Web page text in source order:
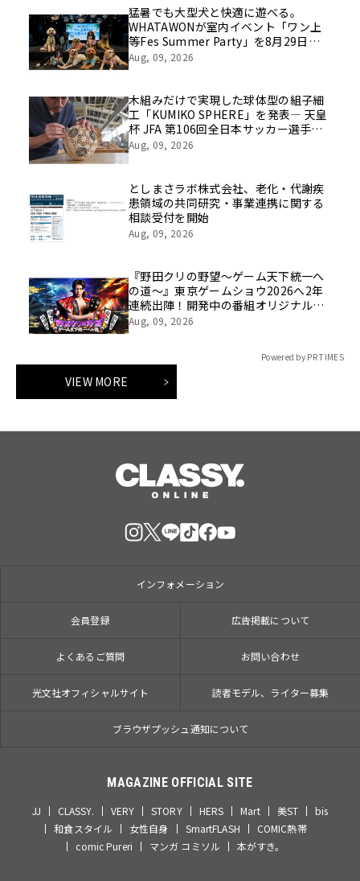
像を公開！
猛暑でも大型犬と快適に遊べる。
WHATAWONが室内イベント「ワン上
等Fes Summer Party」を8月29日開
催
Aug, 09, 2026
木組みだけで実現した球体型の組子細
工「KUMIKO SPHERE」を発表― 天皇
杯 JFA 第106回全日本サッカー選手権
大会の公式ビジュアルにも採用 ―
Aug, 09, 2026
としまさラボ株式会社、老化・代謝疾
患領域の共同研究・事業連携に関する
相談受付を開始
Aug, 09, 2026
『野田クリの野望～ゲーム天下統一へ
の道～』東京ゲームショウ2026へ2年
連続出陣！開発中の番組オリジナルゲ
ームを世界最速体験！失敗したら即
Aug, 09, 2026
Powered by PR TIMES
VIEW MORE
インフォメーション
会員登録 広告掲載について
よくあるご質問 お問い合わせ
光文社オフィシャルサイト 読者モデル、ライター募集
ブラウザプッシュ通知について
MAGAZINE OFFICIAL SITE
JJ CLASSY. VERY STORY HERS Mart 美ST
bis
和食スタイル
女性自身 SmartFLASH
COMIC熱帯
comic Pureri
マンガ コミソル 本がすき。